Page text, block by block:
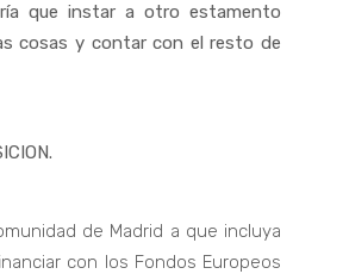
que instar a otro estamento
cosas y contar con el resto de
de Madrid a que incluya
con los Fondos Europeos